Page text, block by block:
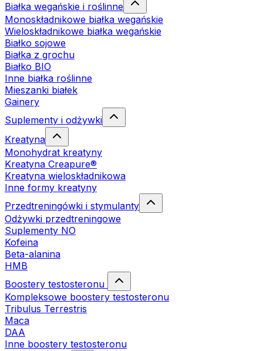
Białka wegańskie i roślinne
Monoskładnikowe białka wegańskie
Wieloskładnikowe białka wegańskie
Białko sojowe
Białka z grochu
Białko BIO
Inne białka roślinne
Mieszanki białek
Gainery
Suplementy i odżywki
Kreatyna
Monohydrat kreatyny
Kreatyna Creapure®
Kreatyna wieloskładnikowa
Inne formy kreatyny
Przedtreningówki i stymulanty
Odżywki przedtreningowe
Suplementy NO
Kofeina
Beta-alanina
HMB
Boostery testosteronu
Kompleksowe boostery testosteronu
Tribulus Terrestris
Maca
DAA
Inne boostery testosteronu